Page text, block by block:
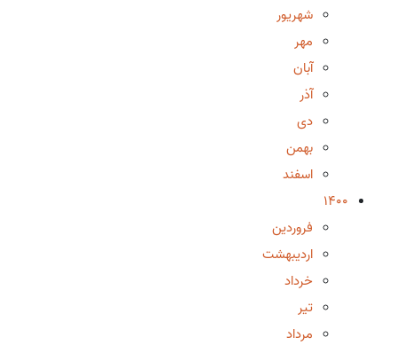
شهریور
مهر
آبان
آذر
دی
بهمن
اسفند
1400
فروردین
اردیبهشت
خرداد
تیر
مرداد